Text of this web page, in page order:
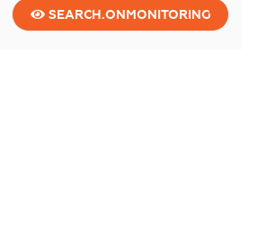
SEARCH.ONMONITORING